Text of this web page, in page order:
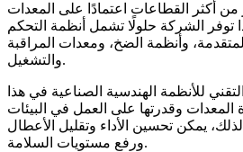
من أكثر القطاعات اعتمادًا على المعدات
توفر الشركة حلولًا تشمل أنظمة التحكم
وأنظمة الضخ، ومعدات المراقبة
والتشغيل.
للأنظمة الهندسية الصناعية في هذا
المعدات وقدرتها على العمل في البيئات
لذلك، يمكن تحسين الأداء وتقليل الأعطال
ورفع مستويات السلامة.